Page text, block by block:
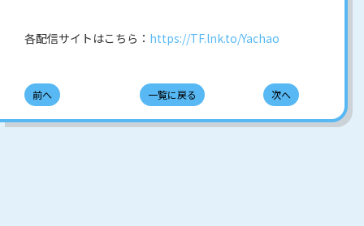
各配信サイトはこちら： https://TF.lnk.to/Yachao
前へ 一覧に戻る 次へ